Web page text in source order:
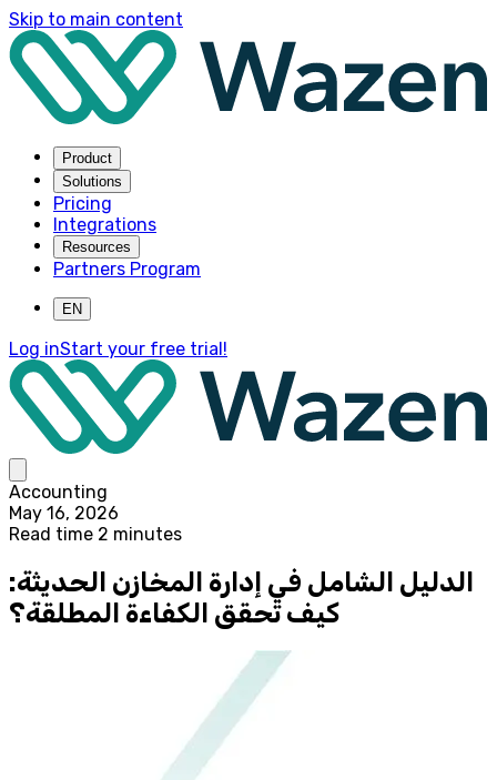
Skip to main content
Product
Solutions
Pricing
Integrations
Resources
Partners Program
EN
Log inStart your free trial!
Accounting
May 16, 2026
Read time 2 minutes
الدليل الشامل في إدارة المخازن الحديثة:
كيف تحقق الكفاءة المطلقة؟